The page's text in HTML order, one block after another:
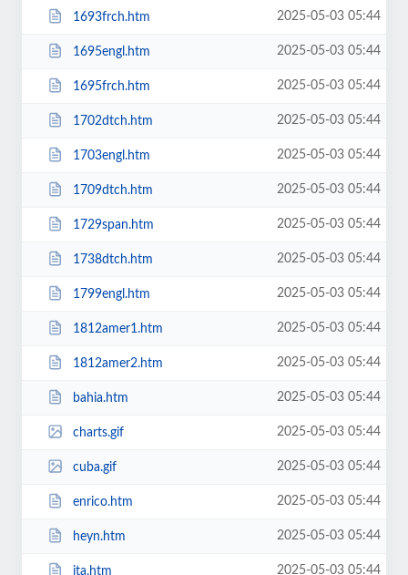
1693frch.htm 2025-05-03 05:44
1695engl.htm 2025-05-03 05:44
1695frch.htm 2025-05-03 05:44
1702dtch.htm 2025-05-03 05:44
1703engl.htm 2025-05-03 05:44
1709dtch.htm 2025-05-03 05:44
1729span.htm 2025-05-03 05:44
1738dtch.htm 2025-05-03 05:44
1799engl.htm 2025-05-03 05:44
1812amer1.htm 2025-05-03 05:44
1812amer2.htm 2025-05-03 05:44
bahia.htm 2025-05-03 05:44
charts.gif 2025-05-03 05:44
cuba.gif 2025-05-03 05:44
enrico.htm 2025-05-03 05:44
heyn.htm 2025-05-03 05:44
ita.htm 2025-05-03 05:44